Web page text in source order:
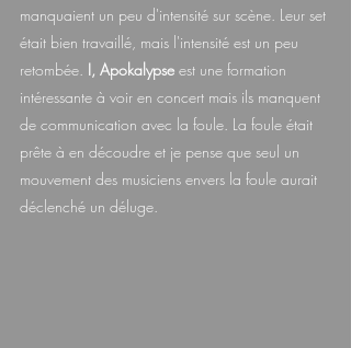
manquaient un peu d'intensité sur scène. Leur set
était bien travaillé, mais l'intensité est un peu
retombée. I, Apokalypse est une formation
intéressante à voir en concert mais ils manquent
de communication avec la foule. La foule était
prête à en découdre et je pense que seul un
mouvement des musiciens envers la foule aurait
déclenché un déluge.